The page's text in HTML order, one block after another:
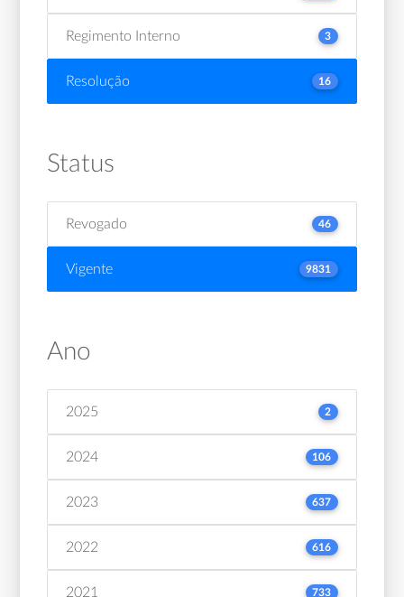
Regimento Interno 3
Resolução 16
Status
Revogado 46
Vigente 9831
Ano
2025 2
2024 106
2023 637
2022 616
2021 733